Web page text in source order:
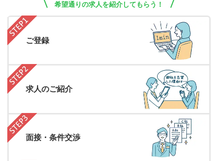
希望通りの求人を紹介してもらう！
ご登録
求人のご紹介
面接・条件交渉